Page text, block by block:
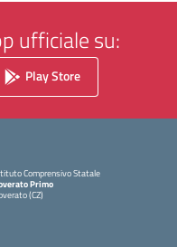
ufficiale su:
Play Store
Comprensivo Statale
Primo
(CZ)